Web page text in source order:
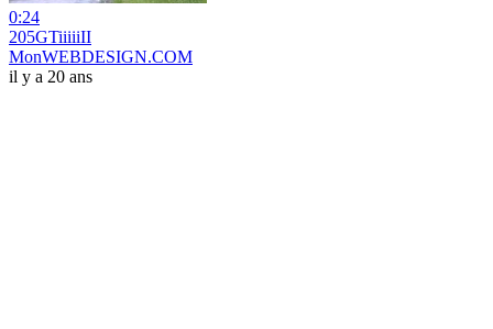
0:24
205GTiiiiiII
MonWEBDESIGN.COM
il y a 20 ans